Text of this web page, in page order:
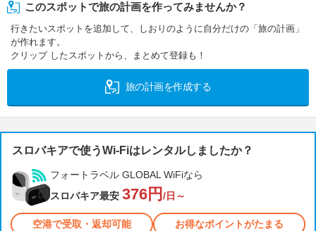
このスポットで旅の計画を作ってみませんか？
行きたいスポットを追加して、しおりのように自分だけの「旅の計画」
が作れます。
クリップ したスポットから、まとめて登録も！
旅の計画を作成する
スロバキアで使うWi-Fiはレンタルしましたか？
フォートラベル GLOBAL WiFiなら
スロバキア最安 376円 /日～
空港で受取・返却可能 お得なポイントがたまる